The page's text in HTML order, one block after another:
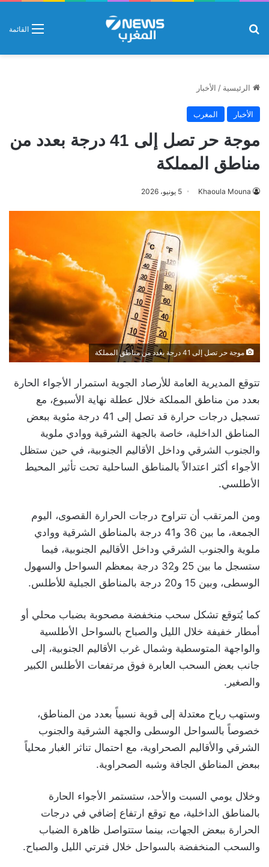
القائمة
الرئيسية / الأخبار
الأخبار المغرب
موجة حر تصل إلى 41 درجة بعدد من
مناطق المملكة
Khaoula Mouna 5 يونيو، 2026
موجة حر تصل إلى 41 درجة بعدد من مناطق المملكة
تتوقع المديرية العامة للأرصاد الجوية استمرار الأجواء الحارة
بعدد من مناطق المملكة خلال عطلة نهاية الأسبوع، مع
تسجيل درجات حرارة قد تصل إلى 41 درجة مئوية ببعض
المناطق الداخلية، خاصة بالجهة الشرقية ووادي ملوية
والجنوب الشرقي وداخل الأقاليم الجنوبية، في حين ستظل
الأجواء أكثر اعتدالاً بالمناطق الساحلية تحت تأثير المحيط
الأطلسي.
ومن المرتقب أن تتراوح درجات الحرارة القصوى، اليوم
الجمعة، ما بين 36 و41 درجة بالمناطق الشرقية ووادي
ملوية والجنوب الشرقي وداخل الأقاليم الجنوبية، فيما
ستسجل ما بين 25 و32 درجة بمعظم السواحل والسهول
الوسطى، وبين 15 و20 درجة بالمناطق الجبلية للأطلس.
كما يُتوقع تشكل سحب منخفضة مصحوبة بضباب محلي أو
أمطار خفيفة خلال الليل والصباح بالسواحل الأطلسية
والواجهة المتوسطية وشمال غرب الأقاليم الجنوبية، إلى
جانب بعض السحب العابرة فوق مرتفعات الأطلس الكبير
والصغير.
وستهب رياح معتدلة إلى قوية نسبياً بعدد من المناطق،
خصوصاً بالسواحل الوسطى والجهة الشرقية والجنوب
الشرقي والأقاليم الصحراوية، مع احتمال تناثر الغبار محلياً
ببعض المناطق الجافة وشبه الصحراوية.
وخلال يومي السبت والأحد، ستستمر الأجواء الحارة
بالمناطق الداخلية، مع توقع ارتفاع إضافي في درجات
الحرارة ببعض الجهات، بينما ستتواصل ظاهرة الضباب
والسحب المنخفضة بالسواحل خلال فترتي الليل والصباح.